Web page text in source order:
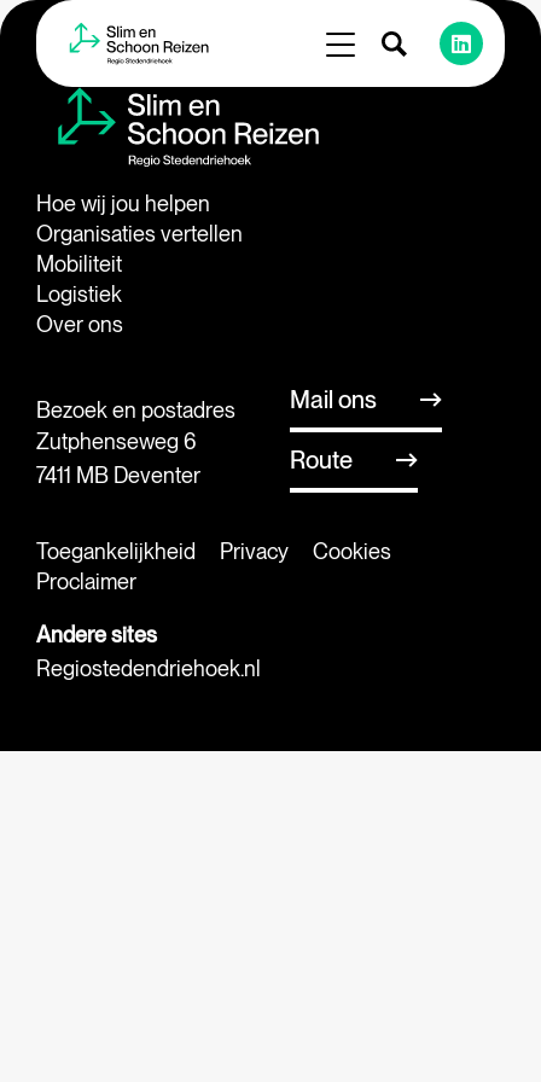
Hoe wij jou helpen
Organisaties vertellen
Mobiliteit
Logistiek
Over ons
Bezoek en postadres
Zutphenseweg 6
7411 MB Deventer
Mail ons
Route
Toegankelijkheid Privacy
Cookies
Proclaimer
Andere sites
Regiostedendriehoek.nl